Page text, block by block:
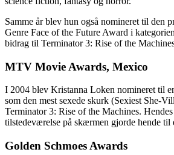
Samme år blev hun også nomineret til den
Genre Face of the Future Award i
bidrag til Terminator 3: Rise of the
MTV Movie Awards, Mexico
I 2004 blev Kristanna Loken nomineret til
som den mest sexede skurk (Sexiest She-
Terminator 3: Rise of the Machines.
tilstedeværelse på skærmen gjorde hende
Golden Schmoes Awards